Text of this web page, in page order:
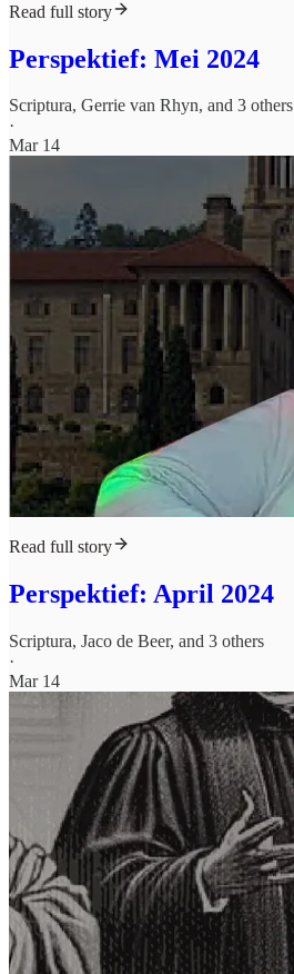
Read full story
Perspektief: Mei 2024
Scriptura, Gerrie van Rhyn, and 3 others
·
Mar 14
Read full story
Perspektief: April 2024
Scriptura, Jaco de Beer, and 3 others
·
Mar 14